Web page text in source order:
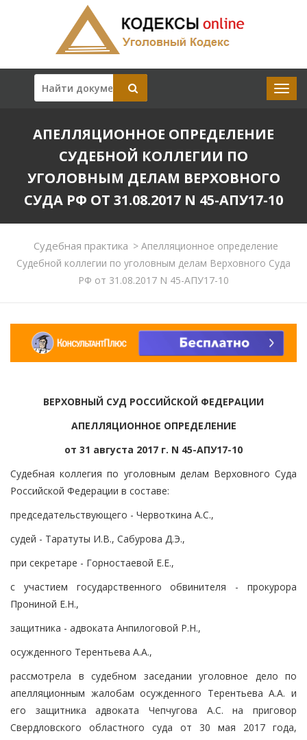
АПЕЛЛЯЦИОННОЕ ОПРЕДЕЛЕНИЕ
СУДЕБНОЙ КОЛЛЕГИИ ПО
УГОЛОВНЫМ ДЕЛАМ ВЕРХОВНОГО
СУДА РФ ОТ 31.08.2017 N 45-АПУ17-10
Судебная практика > Апелляционное определение
Судебной коллегии по уголовным делам Верховного Суда
РФ от 31.08.2017 N 45-АПУ17-10
ВЕРХОВНЫЙ СУД РОССИЙСКОЙ ФЕДЕРАЦИИ
АПЕЛЛЯЦИОННОЕ ОПРЕДЕЛЕНИЕ
от 31 августа 2017 г. N 45-АПУ17-10
Судебная коллегия по уголовным делам Верховного Суда
Российской Федерации в составе:
председательствующего - Червоткина А.С.,
судей - Таратуты И.В., Сабурова Д.Э.,
при секретаре - Горностаевой Е.Е.,
с участием государственного обвинителя - прокурора
Прониной Е.Н.,
защитника - адвоката Анпилоговой Р.Н.,
осужденного Терентьева А.А.,
рассмотрела в судебном заседании уголовное дело по
апелляционным жалобам осужденного Терентьева А.А. и
его защитника адвоката Чепчугова А.С. на приговор
Свердловского областного суда от 30 мая 2017 года,